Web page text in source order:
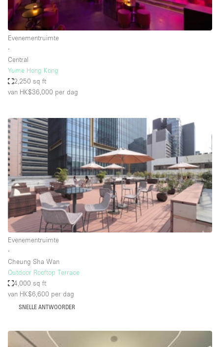
Galerie
Hal
Kraampje / Kiosk / Stalletje
Kraampje / Marktkraam
Markt / Festival
Ontvangsthal
Overige
Restaurant / Bar / Café
Salon
Unieke ruimte
Vergaderruimte
Winkel delen
Winkelruimte in winkelcentrum
Airconditioning
Evenementruimte
∙
Central
Yume Hong Kong
2,250 sq ft
van HK$36,000 per dag
Evenementruimte
∙
Cheung Sha Wan
Outdoor Rooftop Terrace
4,000 sq ft
van HK$6,600 per dag
SNELLE ANTWOORDER